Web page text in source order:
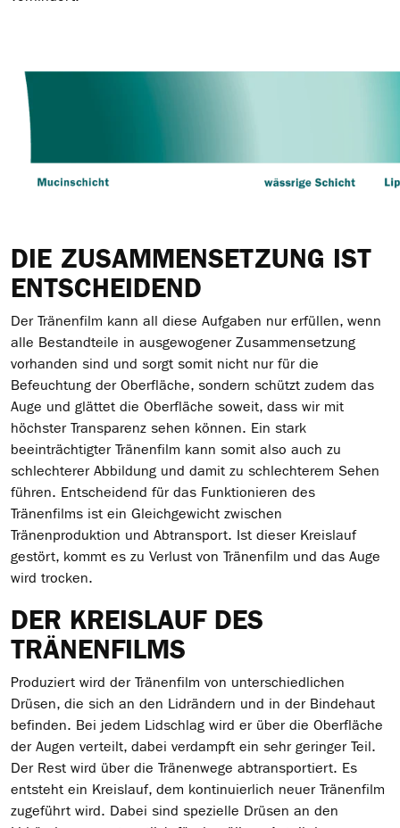
DIE ZUSAMMENSETZUNG IST
ENTSCHEIDEND
Der Tränenfilm kann all diese Aufgaben nur erfüllen, wenn
alle Bestandteile in ausgewogener Zusammensetzung
vorhanden sind und sorgt somit nicht nur für die
Befeuchtung der Oberfläche, sondern schützt zudem das
Auge und glättet die Oberfläche soweit, dass wir mit
höchster Transparenz sehen können. Ein stark
beeinträchtigter Tränenfilm kann somit also auch zu
schlechterer Abbildung und damit zu schlechterem Sehen
führen. Entscheidend für das Funktionieren des
Tränenfilms ist ein Gleichgewicht zwischen
Tränenproduktion und Abtransport. Ist dieser Kreislauf
gestört, kommt es zu Verlust von Tränenfilm und das Auge
wird trocken.
DER KREISLAUF DES
TRÄNENFILMS
Produziert wird der Tränenfilm von unterschiedlichen
Drüsen, die sich an den Lidrändern und in der Bindehaut
befinden. Bei jedem Lidschlag wird er über die Oberfläche
der Augen verteilt, dabei verdampft ein sehr geringer Teil.
Der Rest wird über die Tränenwege abtransportiert. Es
entsteht ein Kreislauf, dem kontinuierlich neuer Tränenfilm
zugeführt wird. Dabei sind spezielle Drüsen an den